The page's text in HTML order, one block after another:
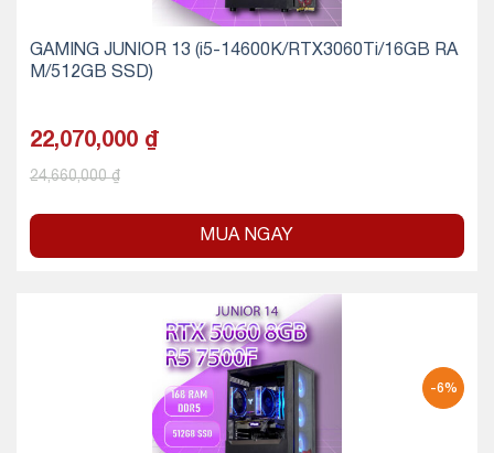
GAMING JUNIOR 13 (i5-14600K/RTX3060Ti/16GB RA
M/512GB SSD)
22,070,000 ₫
24,660,000₫
MUA NGAY
-6%